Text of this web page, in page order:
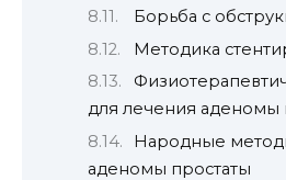
Борьба с
Методика
для лечения аденомы
Народные
аденомы простаты